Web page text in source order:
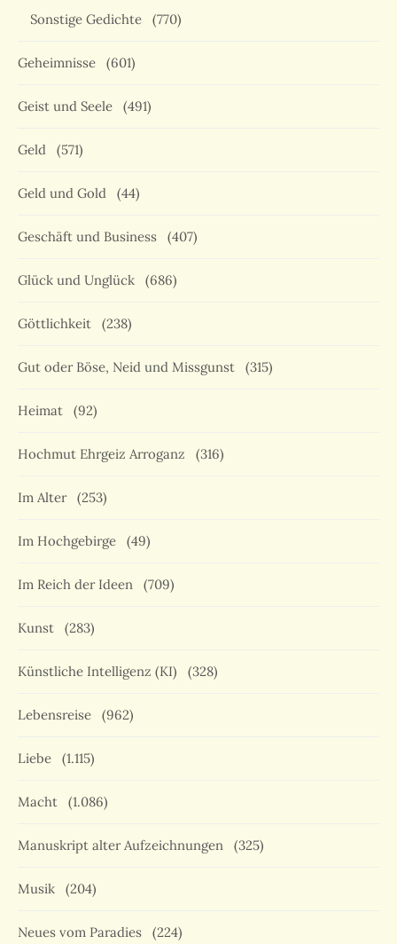
Sonstige Gedichte (770)
Geheimnisse (601)
Geist und Seele (491)
Geld (571)
Geld und Gold (44)
Geschäft und Business (407)
Glück und Unglück (686)
Göttlichkeit (238)
Gut oder Böse, Neid und Missgunst (315)
Heimat (92)
Hochmut Ehrgeiz Arroganz (316)
Im Alter (253)
Im Hochgebirge (49)
Im Reich der Ideen (709)
Kunst (283)
Künstliche Intelligenz (KI) (328)
Lebensreise (962)
Liebe (1.115)
Macht (1.086)
Manuskript alter Aufzeichnungen (325)
Musik (204)
Neues vom Paradies (224)